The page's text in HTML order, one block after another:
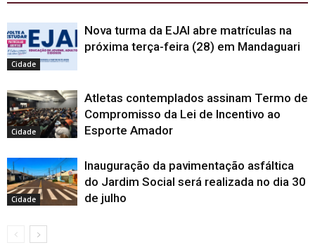
Cidade
Nova turma da EJAI abre matrículas na
próxima terça-feira (28) em Mandaguari
Cidade
Atletas contemplados assinam Termo de
Compromisso da Lei de Incentivo ao
Esporte Amador
Cidade
Inauguração da pavimentação asfáltica
do Jardim Social será realizada no dia 30
de julho